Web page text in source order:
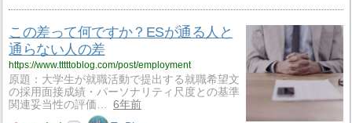
この差って何ですか？ESが通る人と
通らない人の差
https://www.tttttoblog.com/post/employment
原題：大学生が就職活動で提出する就職希望文
の採用面接成績・パーソナリティ尺度との基準
関連妥当性の評価…
6年前